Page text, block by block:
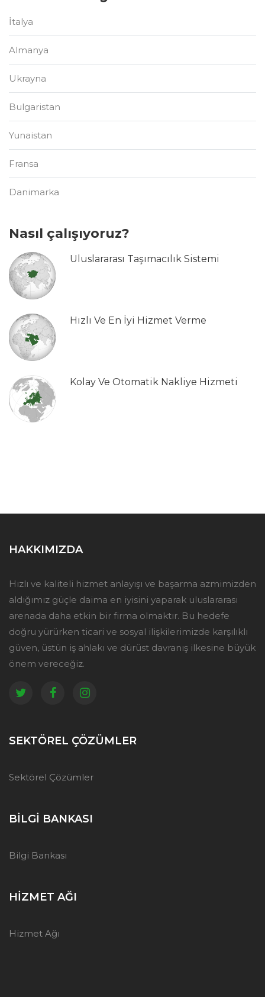
İtalya
Almanya
Ukrayna
Bulgaristan
Yunaistan
Fransa
Danimarka
Nasıl çalışıyoruz?
Uluslararası Taşımacılık Sistemi
Hızlı Ve En İyi Hizmet Verme
Kolay Ve Otomatik Nakliye Hizmeti
HAKKIMIZDA
Hızlı ve kaliteli hizmet anlayışı ve başarma azmimizden
aldığımız güçle daima en iyisini yaparak uluslararası
arenada daha etkin bir firma olmaktır. Bu hedefe
doğru yürürken ticari ve sosyal ilişkilerimizde karşılıklı
güven, üstün iş ahlakı ve dürüst davranış ilkesine büyük
önem vereceğiz.
SEKTÖREL ÇÖZÜMLER
Sektörel Çözümler
BILGI BANKASI
Bilgi Bankası
HIZMET AĞI
Hizmet Ağı